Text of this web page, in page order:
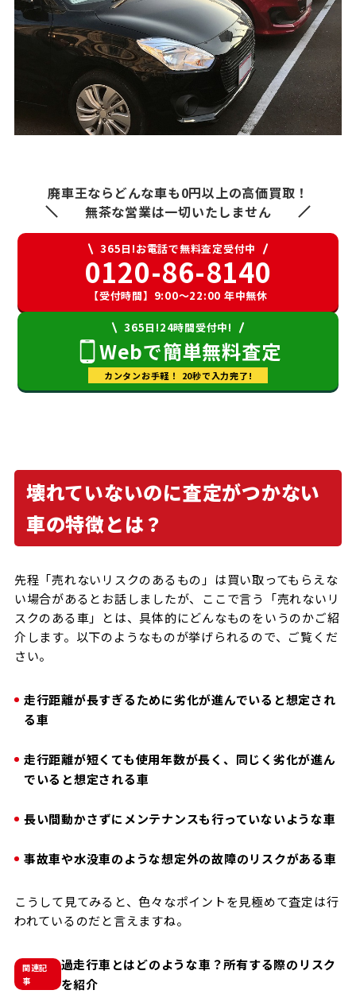
廃車王ならどんな車も0円以上の高価買取！
無茶な営業は一切いたしません
365日!お電話で無料査定受付中
0120-86-8140
【受付時間】9:00〜22:00 年中無休
365日!24時間受付中!
Webで簡単無料査定
カンタンお手軽！ 20秒で入力完了!
壊れていないのに査定がつかない
車の特徴とは？
先程「売れないリスクのあるもの」は買い取ってもらえな
い場合があるとお話しましたが、ここで言う「売れないリ
スクのある車」とは、具体的にどんなものをいうのかご紹
介します。以下のようなものが挙げられるので、ご覧くだ
さい。
走行距離が長すぎるために劣化が進んでいると想定され
る車
走行距離が短くても使用年数が長く、同じく劣化が進ん
でいると想定される車
長い間動かさずにメンテナンスも行っていないような車
事故車や水没車のような想定外の故障のリスクがある車
こうして見てみると、色々なポイントを見極めて査定は行
われているのだと言えますね。
関連記
事
過走行車とはどのような車？所有する際のリスク
を紹介